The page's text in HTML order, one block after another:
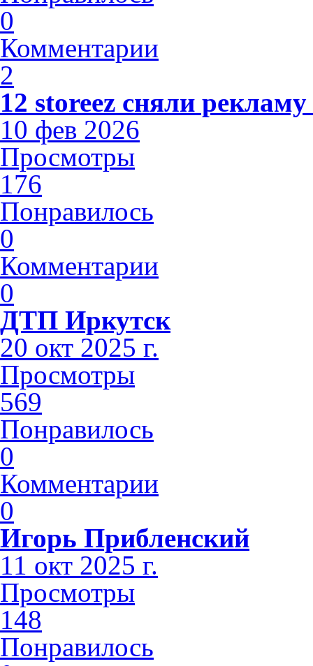
0
Комментарии
2
12 storeez сняли
10 фев 2026
Просмотры
176
Понравилось
0
Комментарии
0
ДТП Иркутск
20 окт 2025 г.
Просмотры
569
Понравилось
0
Комментарии
0
Игорь Прибленский
11 окт 2025 г.
Просмотры
148
Понравилось